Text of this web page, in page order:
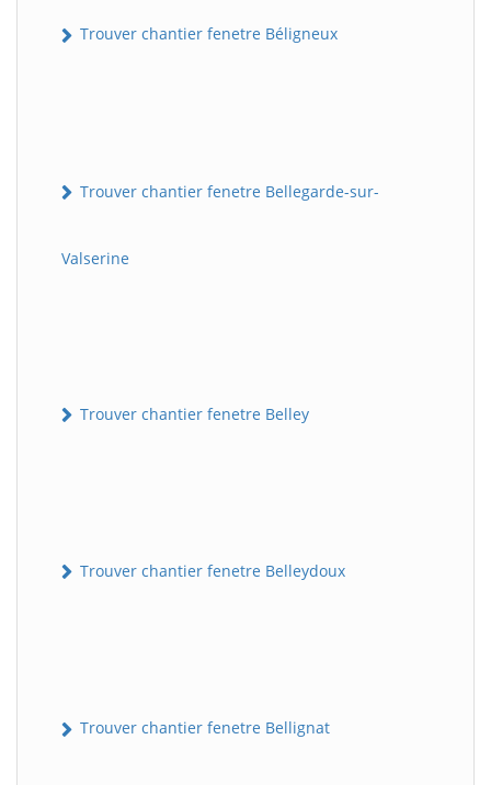
Trouver chantier fenetre Béligneux
Trouver chantier fenetre Bellegarde-sur-
Valserine
Trouver chantier fenetre Belley
Trouver chantier fenetre Belleydoux
Trouver chantier fenetre Bellignat